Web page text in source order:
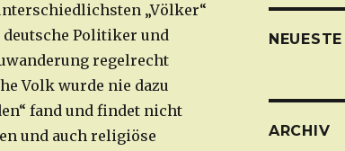
„Völker“
Politiker und
regelrecht
Volk wurde nie dazu
fand und findet nicht
und auch religiöse
ARCHIV